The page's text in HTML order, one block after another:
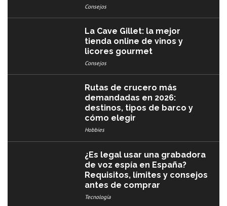
Consejos
La Cave Gillet: la mejor
tienda online de vinos y
licores gourmet
Consejos
Rutas de crucero más
demandadas en 2026:
destinos, tipos de barco y
cómo elegir
Hobbies
¿Es legal usar una grabadora
de voz espía en España?
Requisitos, límites y consejos
antes de comprar
Tecnología